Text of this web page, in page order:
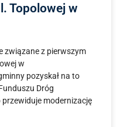
Topolowej w
związane z pierwszym
w
pozyskał na to
Dróg
modernizację